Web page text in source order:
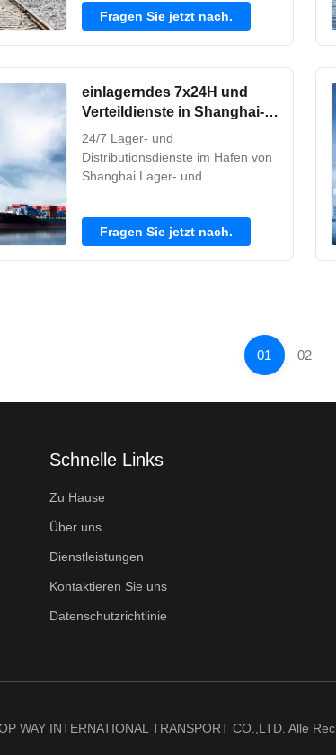
Lösungslösungen kümmert sich
Fachwissen und unsere Hingabe
zum ...
Fragen Sie jetzt nach.
einlagerndes 7x24H und
Verteildienste in Shanghai-
Hafen
24/7 Lager- und
Distributionsdienste im Hafen von
Shanghai Lager- und
Lagers 2. Eingangs- und
Fragen Sie jetzt nach.
01 02
Schnelle Links
Zu Hause
Über uns
Dienstleistungen
Kontaktieren Sie uns
Datenschutzrichtlinie
WAY INTERNATIONAL TRANSPORT CO.,LTD. Alle